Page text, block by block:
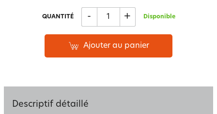
QUANTITÉ - + Disponible
Ajouter au panier
Descriptif détaillé